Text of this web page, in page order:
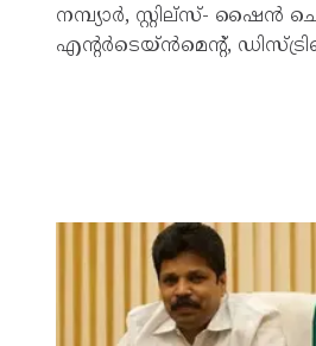
നമ്പ്യാർ, സ്റ്റില്സ്- ഷൈൻ
എൻ്റർടെയ്ൻമെൻ്റ്,